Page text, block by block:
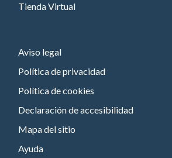
Tienda Virtual
Aviso legal
Política de privacidad
Política de cookies
Declaración de accesibilidad
Mapa del sitio
Ayuda